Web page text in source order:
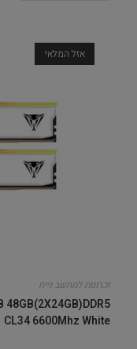
אזל המלאי
זכרונות למחשב נייח
48GB(2X24GB)DDR5
CL34 6600Mhz White